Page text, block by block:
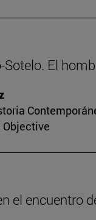
Sotelo. El
Objective
el encuentro